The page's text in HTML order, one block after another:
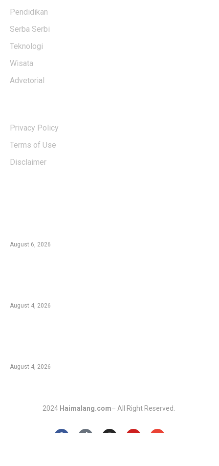
Pendidikan
Serba Serbi
Teknologi
Wisata
Advetorial
Privacy Policy
Terms of Use
Disclaimer
August 6, 2026
August 4, 2026
August 4, 2026
2024 Haimalang.com– All Right Reserved.